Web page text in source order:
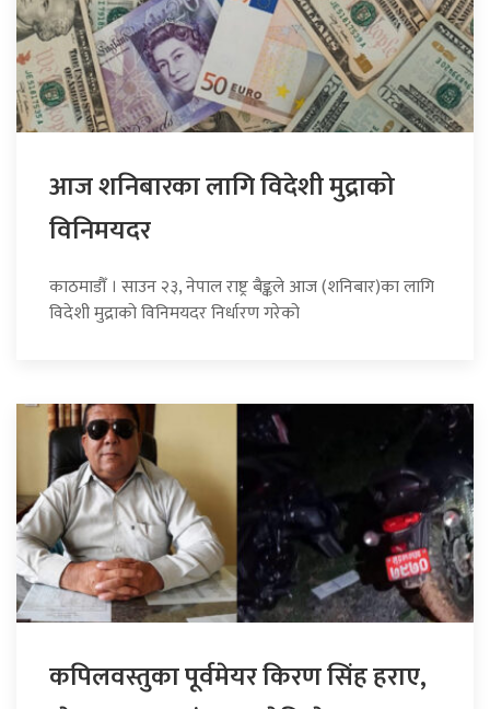
आज शनिबारका लागि विदेशी मुद्राको
विनिमयदर
काठमाडौँ । साउन २३, नेपाल राष्ट्र बैङ्कले आज (शनिबार)का लागि
विदेशी मुद्राको विनिमयदर निर्धारण गरेको
कपिलवस्तुका पूर्वमेयर किरण सिंह हराए,